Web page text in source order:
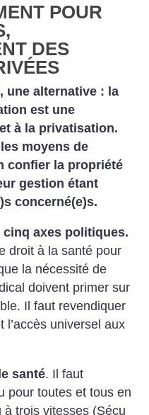
POUR
DES
une alternative : la
est une
à la privatisation.
moyens de
confier la propriété
gestion étant
concerné(e)s.
axes politiques.
droit à la santé pour
la nécessité de
doivent primer sur
Il faut revendiquer
l’accès universel aux
santé. Il faut
pour toutes et tous en
à trois vitesses (Sécu